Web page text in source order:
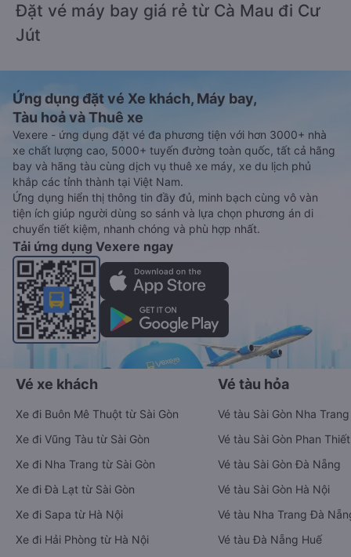
Đặt vé máy bay giá rẻ từ Cà Mau đi Cư
Jút
Ứng dụng đặt vé Xe khách, Máy bay,
Tàu hoả và Thuê xe
Vexere - ứng dụng đặt vé đa phương tiện với hơn 3000+ nhà
xe chất lượng cao, 5000+ tuyến đường toàn quốc, tất cả hãng
bay và hãng tàu cùng dịch vụ thuê xe máy, xe du lịch phủ
khắp các tỉnh thành tại Việt Nam.
Ứng dụng hiển thị thông tin đầy đủ, minh bạch cùng vô vàn
tiện ích giúp người dùng so sánh và lựa chọn phương án di
chuyển tiết kiệm, nhanh chóng và phù hợp nhất.
Tải ứng dụng Vexere ngay
Vé xe khách
Xe đi Buôn Mê Thuột từ Sài Gòn
Xe đi Vũng Tàu từ Sài Gòn
Xe đi Nha Trang từ Sài Gòn
Xe đi Đà Lạt từ Sài Gòn
Xe đi Sapa từ Hà Nội
Xe đi Hải Phòng từ Hà Nội
Vé tàu hỏa
Vé tàu Sài Gòn Nha Trang
Vé tàu Sài Gòn Phan Thiết
Vé tàu Sài Gòn Đà Nẵng
Vé tàu Sài Gòn Hà Nội
Vé tàu Nha Trang Đà
Vé tàu Đà Nẵng Huế